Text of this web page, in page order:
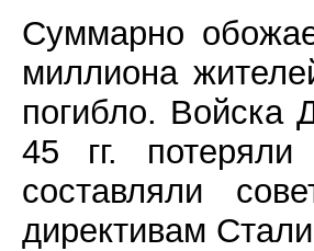
Суммарно
миллиона
погибло. Войска
45 гг.
составляли
директивам